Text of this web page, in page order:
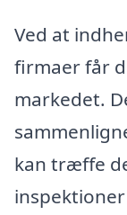
Ved at
firmaer får
markedet.
kan træffe